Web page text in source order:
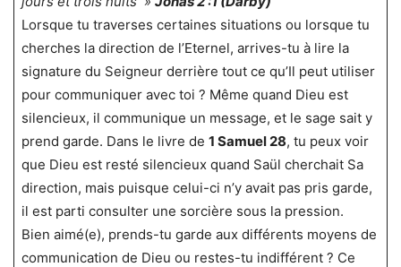
Lorsque tu traverses certaines situations ou lorsque tu
cherches la direction de l’Eternel, arrives-tu à lire la
signature du Seigneur derrière tout ce qu’Il peut utiliser
pour communiquer avec toi ? Même quand Dieu est
silencieux, il communique un message, et le sage sait y
prend garde. Dans le livre de 1 Samuel 28, tu peux voir
que Dieu est resté silencieux quand Saül cherchait Sa
direction, mais puisque celui-ci n’y avait pas pris garde,
il est parti consulter une sorcière sous la pression.
Bien aimé(e), prends-tu garde aux différents moyens de
communication de Dieu ou restes-tu indifférent ? Ce